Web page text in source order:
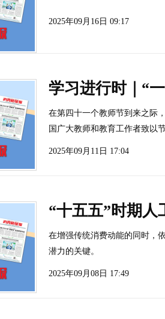
2025年09月16日 09:17
学习进行时｜“
在第四十一个教师节到来之际
国广大教师和教育工作者致以
2025年09月11日 17:04
“十五五”时期人
在增强传统消费动能的同时，
潜力的关键。
2025年09月08日 17:49